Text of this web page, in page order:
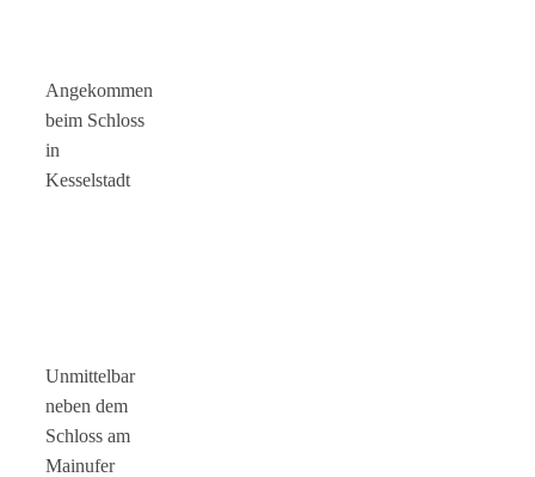
Angekommen
beim Schloss
in
Kesselstadt
Unmittelbar
neben dem
Schloss am
Mainufer